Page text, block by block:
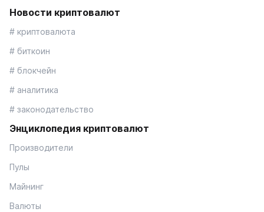
Новости криптовалют
# криптовалюта
# биткоин
# блокчейн
# аналитика
# законодательство
Энциклопедия криптовалют
Производители
Пулы
Майнинг
Валюты